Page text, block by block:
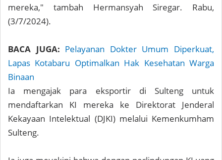
mereka," tambah Hermansyah Siregar. Rabu,
(3/7/2024).
BACA JUGA: Pelayanan Dokter Umum Diperkuat,
Lapas Kotabaru Optimalkan Hak Kesehatan Warga
Binaan
Ia mengajak para eksportir di Sulteng untuk
mendaftarkan KI mereka ke Direktorat Jenderal
Kekayaan Intelektual (DJKI) melalui Kemenkumham
Sulteng.